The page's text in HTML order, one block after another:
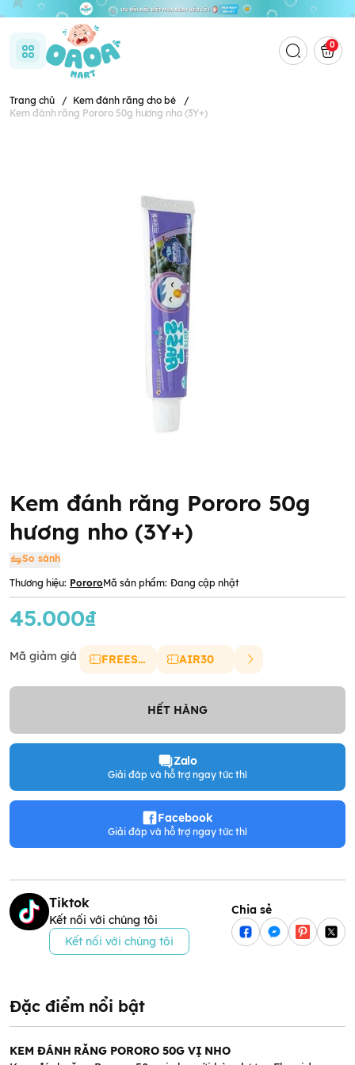
0
Trang chủ / Kem đánh răng cho bé
/
Kem đánh răng Pororo 50g hương nho (3Y+)
Kem đánh răng Pororo 50g
hương nho (3Y+)
So sánh
Thương hiệu: PororoMã sản phẩm: Đang cập nhật
45.000₫
Mã giảm giá FREESHIP AIR30
HẾT HÀNG
Zalo
Giải đáp và hỗ trợ ngay tức thì
Facebook
Giải đáp và hỗ trợ ngay tức thì
Tiktok
Kết nối với chúng tôi
Kết nối với chúng tôi
Chia sẻ
Đặc điểm nổi bật
KEM ĐÁNH RĂNG PORORO 50G VỊ NHO